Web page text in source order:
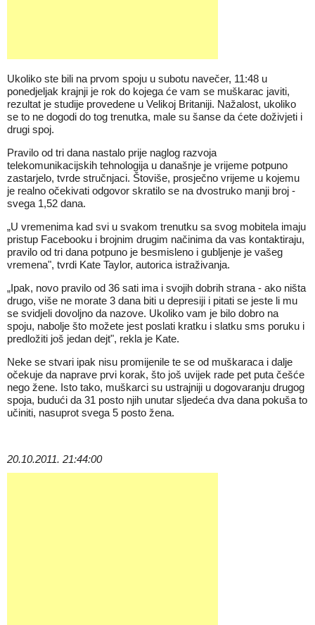
Ukoliko ste bili na prvom spoju u subotu navečer, 11:48 u
ponedjeljak krajnji je rok do kojega će vam se muškarac javiti,
rezultat je studije provedene u Velikoj Britaniji. Nažalost, ukoliko
se to ne dogodi do tog trenutka, male su šanse da ćete doživjeti i
drugi spoj.
Pravilo od tri dana nastalo prije naglog razvoja
telekomunikacijskih tehnologija u današnje je vrijeme potpuno
zastarjelo, tvrde stručnjaci. Štoviše, prosječno vrijeme u kojemu
je realno očekivati odgovor skratilo se na dvostruko manji broj -
svega 1,52 dana.
„U vremenima kad svi u svakom trenutku sa svog mobitela imaju
pristup Facebooku i brojnim drugim načinima da vas kontaktiraju,
pravilo od tri dana potpuno je besmisleno i gubljenje je vašeg
vremena", tvrdi Kate Taylor, autorica istraživanja.
„Ipak, novo pravilo od 36 sati ima i svojih dobrih strana - ako ništa
drugo, više ne morate 3 dana biti u depresiji i pitati se jeste li mu
se svidjeli dovoljno da nazove. Ukoliko vam je bilo dobro na
spoju, nabolje što možete jest poslati kratku i slatku sms poruku i
predložiti još jedan dejt", rekla je Kate.
Neke se stvari ipak nisu promijenile te se od muškaraca i dalje
očekuje da naprave prvi korak, što još uvijek rade pet puta češće
nego žene. Isto tako, muškarci su ustrajniji u dogovaranju drugog
spoja, budući da 31 posto njih unutar sljedeća dva dana pokuša to
učiniti, nasuprot svega 5 posto žena.
20.10.2011. 21:44:00